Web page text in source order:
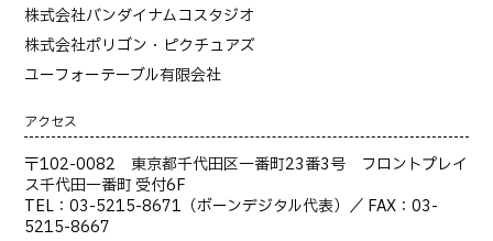
株式会社バンダイナムコスタジオ
株式会社ポリゴン・ピクチュアズ
ユーフォーテーブル有限会社
アクセス
〒102-0082 東京都千代田区一番町23番3号 フロントプレイ
ス千代田一番町 受付6F
TEL：03-5215-8671（ボーンデジタル代表）／ FAX：03-
5215-8667